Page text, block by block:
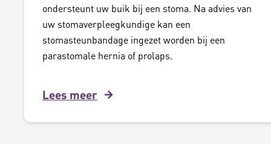
ondersteunt uw buik bij een stoma. Na advies van
uw stomaverpleegkundige kan een
stomasteunbandage ingezet worden bij een
parastomale hernia of prolaps.
Lees meer